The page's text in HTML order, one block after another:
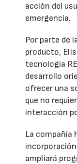
acción del
emergencia.
Por parte de
producto,
tecnología
desarrollo
ofrecer una
que no
interacción
La compañía
ampliará